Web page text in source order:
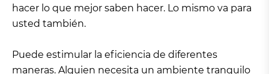
hacer lo que mejor saben hacer. Lo mismo va para
usted también.
Puede estimular la eficiencia de diferentes
maneras. Alguien necesita un ambiente tranquilo